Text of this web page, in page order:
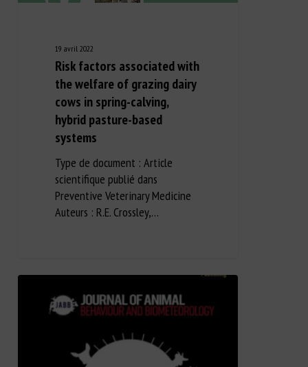
19 avril 2022
Risk factors associated with
the welfare of grazing dairy
cows in spring-calving,
hybrid pasture-based
systems
Type de document : Article
scientifique publié dans
Preventive Veterinary Medicine
Auteurs : R.E. Crossley,…